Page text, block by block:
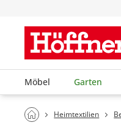
Möbel Garten
Heimtextilien